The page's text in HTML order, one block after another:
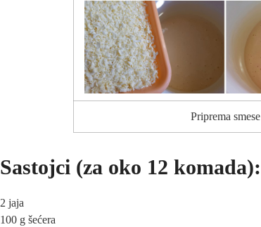
Priprema smese
Sastojci (za oko 12 komada):
2 jaja
100 g šećera